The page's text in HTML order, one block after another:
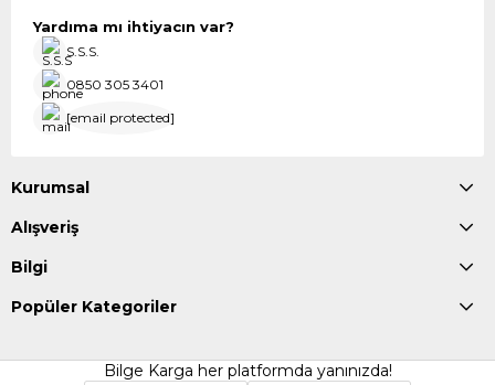
Yardıma mı ihtiyacın var?
S.S.S.
0850 305 3401
[email protected]
Kurumsal
Alışveriş
Bilgi
Popüler Kategoriler
Bilge Karga her platformda yanınızda!